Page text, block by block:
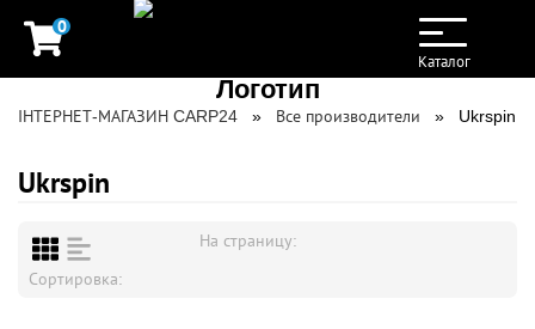
0
Toggle
navigation
Каталог
ІНТЕРНЕТ-МАГАЗИН CARP24 Все производители Ukrspin
Ukrspin
На страницу:
Сортировка: